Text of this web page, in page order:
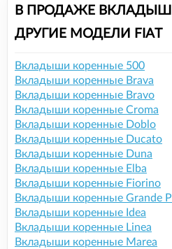
В ПРОДАЖЕ
ДРУГИЕ МОДЕЛИ FIAT
Вкладыши коренные 500
Вкладыши коренные Brava
Вкладыши коренные Bravo
Вкладыши коренные Croma
Вкладыши коренные Doblo
Вкладыши коренные Ducato
Вкладыши коренные Duna
Вкладыши коренные Elba
Вкладыши коренные Fiorino
Вкладыши коренные Grande
Вкладыши коренные Idea
Вкладыши коренные Linea
Вкладыши коренные Marea